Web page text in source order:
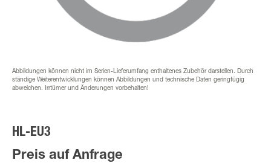
Abbildungen können nicht im Serien-Lieferumfang enthaltenes Zubehör darstellen. Durch
ständige Weiterentwicklungen können Abbildungen und technische Daten geringfügig
abweichen. Irrtümer und Änderungen vorbehalten!
HL-EU3
Preis auf Anfrage